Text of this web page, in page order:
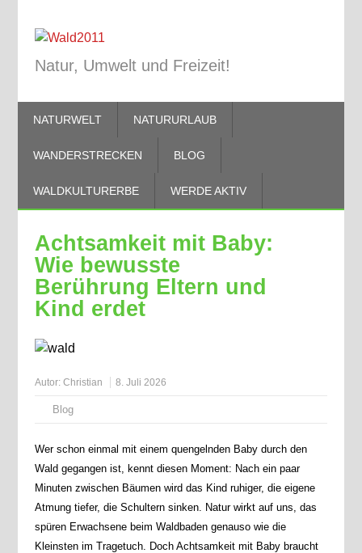
Natur, Umwelt und Freizeit!
NATURWELT NATURURLAUB
WANDERSTRECKEN BLOG
WALDKULTURERBE WERDE AKTIV
Achtsamkeit mit Baby:
Wie bewusste
Berührung Eltern und
Kind erdet
Autor: Christian 8. Juli 2026
Blog
Wer schon einmal mit einem quengelnden Baby durch den
Wald gegangen ist, kennt diesen Moment: Nach ein paar
Minuten zwischen Bäumen wird das Kind ruhiger, die eigene
Atmung tiefer, die Schultern sinken. Natur wirkt auf uns, das
spüren Erwachsene beim Waldbaden genauso wie die
Kleinsten im Tragetuch. Doch Achtsamkeit mit Baby braucht